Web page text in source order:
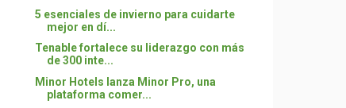
5 esenciales de invierno para cuidarte
mejor en dí...
Tenable fortalece su liderazgo con más
de 300 inte...
Minor Hotels lanza Minor Pro, una
plataforma comer...